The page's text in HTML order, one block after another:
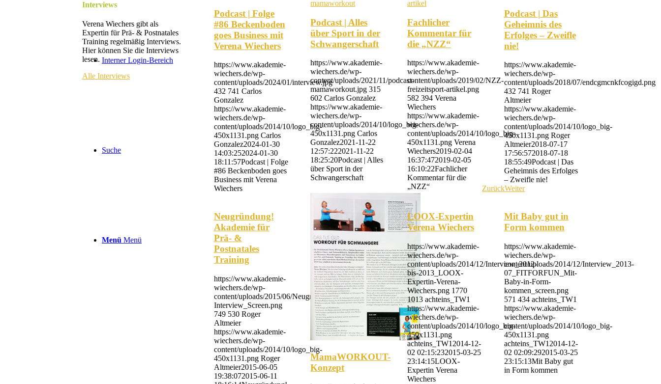
Interner Login-Bereich
Suche
Menü Menü
Interviews
Verena Wiechers gibt als
Expertin für Prä- & Postnatales
Training regelmäßig Interviews.
Hier können Sie die Interviews
lesen.
Alle Interviews
Podcast | Folge
#86 Beckenboden
goes Business mit
Verena Wiechers
https://www.akademie-
wiechers.de/wp-
content/uploads/2024/01/interview.jpg
432 741 Carlos
Gonzalez
https://www.akademie-
wiechers.de/wp-
content/uploads/2014/10/logo_big-
450x1131.png Carlos
Gonzalez2024-01-30
14:03:252024-01-30
18:11:57Podcast | Folge
#86 Beckenboden goes
Business mit Verena
Wiechers
Podcast | Alles
über Sport in der
Schwangerschaft
https://www.akademie-
wiechers.de/wp-
content/uploads/2021/11/podcast-
mamaworkout.jpg 315
602 Carlos Gonzalez
https://www.akademie-
wiechers.de/wp-
content/uploads/2014/10/logo_big-
450x1131.png Carlos
Gonzalez2021-11-22
12:57:222021-11-22
18:25:20Podcast | Alles
über Sport in der
Schwangerschaft
Fachlicher
Kommentar für
die „NZZ“
https://www.akademie-
wiechers.de/wp-
content/uploads/2019/02/NZZ-
freizeitsport-artikel.png
582 394 Verena
Wiechers
https://www.akademie-
wiechers.de/wp-
content/uploads/2014/10/logo_big-
450x1131.png Verena
Wiechers2019-02-04
16:37:472019-02-05
16:10:22Fachlicher
Kommentar für die
„NZZ“
Podcast | Das
Geheimnis des
Erfolges – Zweifle
nie!
https://www.akademie-
wiechers.de/wp-
content/uploads/2018/07/endcgmcnkfcogigd.png
432 741 Roger
Altmeier
https://www.akademie-
wiechers.de/wp-
content/uploads/2014/10/logo_big-
450x1131.png Roger
Altmeier2018-07-17
17:56:572018-07-18
18:55:49Podcast | Das
Geheimnis des Erfolges
– Zweifle nie!
Neugründung!
Akademie für
Prä- &
Postnatales
Training
https://www.akademie-
wiechers.de/wp-
content/uploads/2015/06/Neugründung-
Interview_Screen.png
749 530 Roger
Altmeier
https://www.akademie-
wiechers.de/wp-
content/uploads/2014/10/logo_big-
450x1131.png Roger
Altmeier2015-06-05
19:38:072015-06-11
MamaWORKOUT-
Konzept
LOOX-Expertin
Verena Wiechers
https://www.akademie-
wiechers.de/wp-
content/uploads/2014/12/Interview_2012-
bis-2013_LOOX-
Expertin-Verena-
Wiechers.png 1770
1013 achteins_TW1
https://www.akademie-
wiechers.de/wp-
content/uploads/2014/10/logo_big-
450x1131.png
achteins_TW1 2014-12-
02 02:15:232015-03-25
23:14:15LOOX-
Expertin Verena
Wiechers
Mit Baby gut in
Form kommen
https://www.akademie-
wiechers.de/wp-
content/uploads/2014/12/Interview_2013-
07_FITFORFUN_Mit-
Baby-in-Form-
kommen_screen.png
571 434 achteins_TW1
https://www.akademie-
wiechers.de/wp-
content/uploads/2014/10/logo_big-
450x1131.png
achteins_TW1 2014-12-
02 02:09:292015-03-25
23:15:13Mit Baby gut
in Form kommen
ZurückWeiter